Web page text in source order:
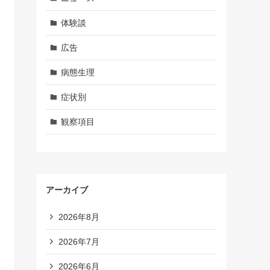
体験談
広告
病態生理
症状別
観察項目
アーカイブ
2026年8月
2026年7月
2026年6月